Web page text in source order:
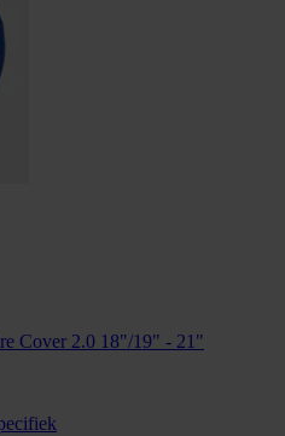
Cover 2.0 18"/19" - 21"